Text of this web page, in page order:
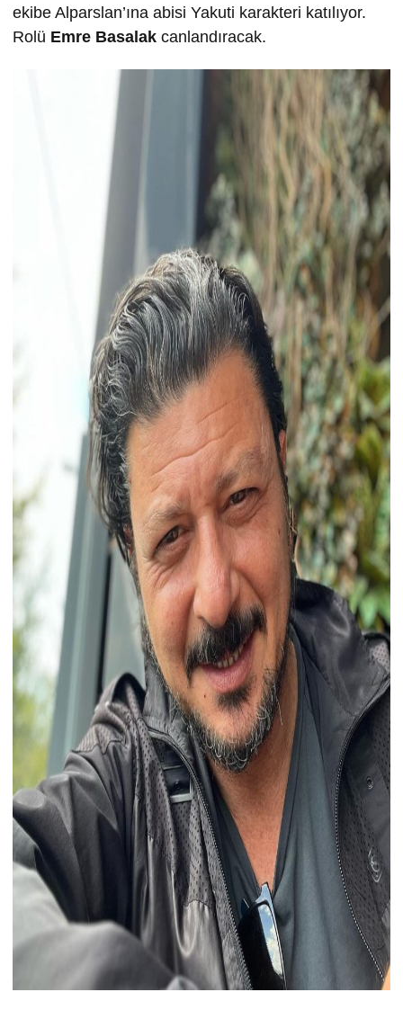
ekibe Alparslan’ına abisi Yakuti karakteri katılıyor.
Rolü Emre Basalak canlandıracak.